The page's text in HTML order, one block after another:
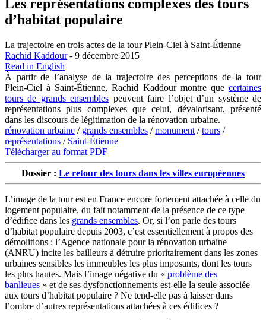
Les représentations complexes des tours
d’habitat populaire
La trajectoire en trois actes de la tour Plein-Ciel à Saint-Étienne
Rachid Kaddour- 9 décembre 2015
Read in English
À partir de l’analyse de la trajectoire des perceptions de la tour
Plein-Ciel à Saint-Étienne, Rachid Kaddour montre que certaines
tours de grands ensembles peuvent faire l’objet d’un système de
représentations plus complexes que celui, dévalorisant, présenté
dans les discours de légitimation de la rénovation urbaine.
rénovation urbaine / grands ensembles /monument /tours /
représentations / Saint-Étienne
Télécharger au format PDF
Dossier : Le retour des tours dans les villes européennes
L’image de la tour est en France encore fortement attachée à celle du
logement populaire, du fait notamment de la présence de ce type
d’édifice dans les grands ensembles. Or, si l’on parle des tours
d’habitat populaire depuis 2003, c’est essentiellement à propos des
démolitions : l’Agence nationale pour la rénovation urbaine
(ANRU) incite les bailleurs à détruire prioritairement dans les zones
urbaines sensibles les immeubles les plus imposants, dont les tours
les plus hautes. Mais l’image négative du « problème des
banlieues » et de ses dysfonctionnements est-elle la seule associée
aux tours d’habitat populaire ? Ne tend-elle pas à laisser dans
l’ombre d’autres représentations attachées à ces édifices ?